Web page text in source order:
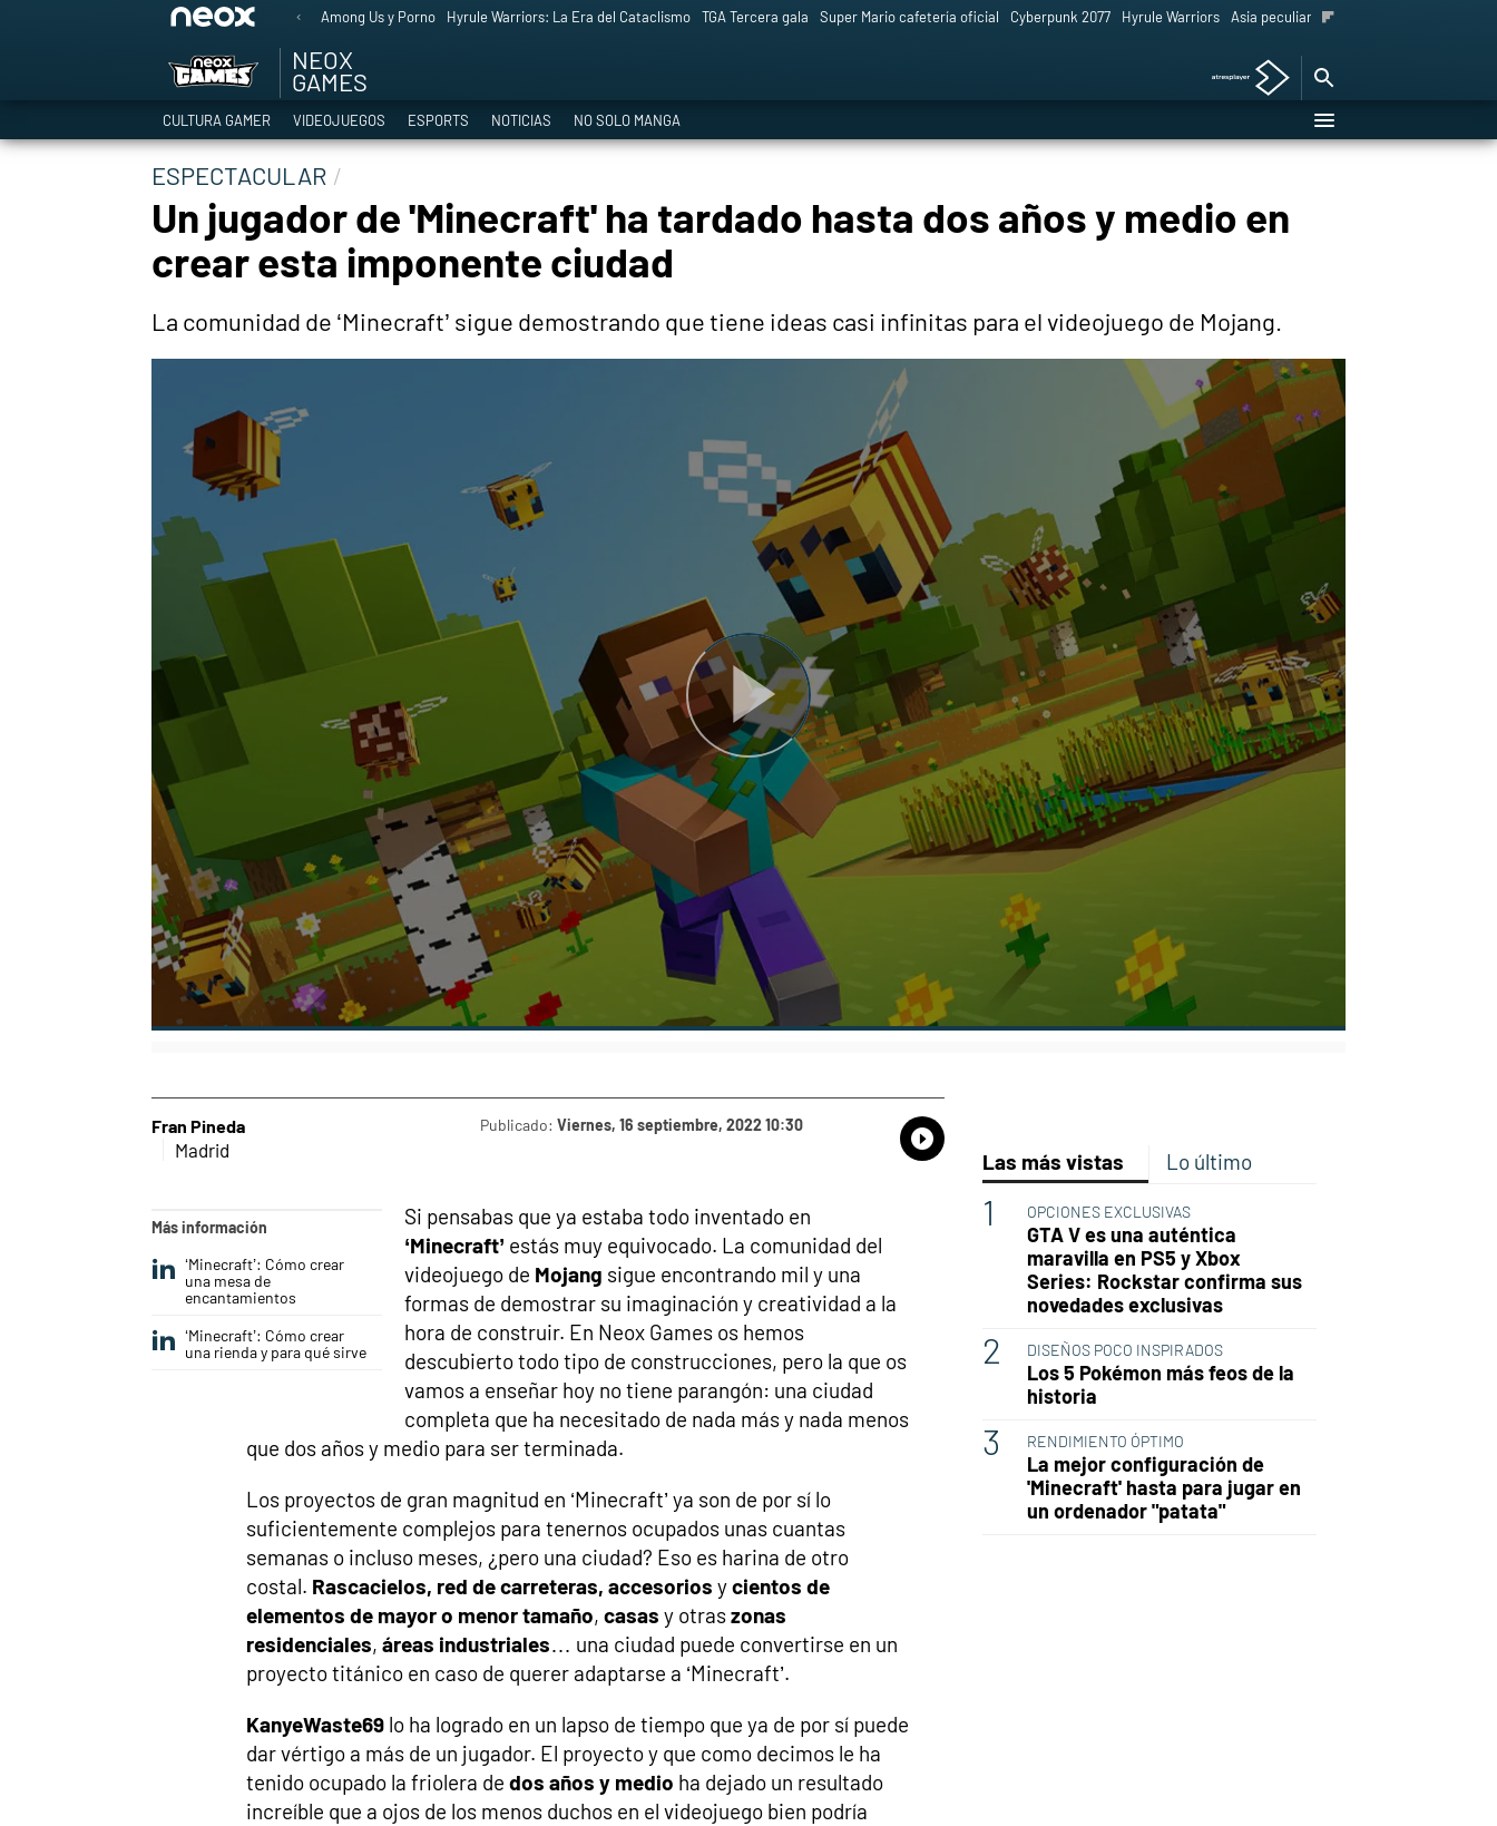
Among Us y Porno Hyrule Warriors: La Era del Cataclismo TGA Tercera gala Super Mario cafetería oficial Cyberpunk 2077 Hyrule Warriors Asia peculiar tradición
NEOX
GAMES
CULTURA GAMER VIDEOJUEGOS ESPORTS NOTICIAS NO SOLO MANGA
ESPECTACULAR
Un jugador de 'Minecraft' ha tardado hasta dos años y medio en
crear esta imponente ciudad
La comunidad de ‘Minecraft’ sigue demostrando que tiene ideas casi infinitas para el videojuego de Mojang.
Fran Pineda
Madrid
Publicado: Viernes, 16 septiembre, 2022 10:30
Whatsapp
Compartir
Más información
‘Minecraft’: Cómo crear
una mesa de
encantamientos
‘Minecraft’: Cómo crear
una rienda y para qué sirve
Si pensabas que ya estaba todo inventado en
‘Minecraft’ estás muy equivocado. La comunidad del
videojuego de Mojang sigue encontrando mil y una
formas de demostrar su imaginación y creatividad a la
hora de construir. En Neox Games os hemos
descubierto todo tipo de construcciones, pero la que os
vamos a enseñar hoy no tiene parangón: una ciudad
completa que ha necesitado de nada más y nada menos
que dos años y medio para ser terminada.
Los proyectos de gran magnitud en ‘Minecraft’ ya son de por sí lo
suficientemente complejos para tenernos ocupados unas cuantas
semanas o incluso meses, ¿pero una ciudad? Eso es harina de otro
costal. Rascacielos, red de carreteras, accesorios ycientos de
elementos de mayor o menor tamaño, casas y otraszonas
residenciales, áreas industriales… una ciudad puede convertirse en un
proyecto titánico en caso de querer adaptarse a ‘Minecraft’.
KanyeWaste69 lo ha logrado en un lapso de tiempo que ya de por sí puede
dar vértigo a más de un jugador. El proyecto y que como decimos le ha
tenido ocupado la friolera de dos años y medio ha dejado un resultado
increíble que a ojos de los menos duchos en el videojuego bien podría
Las más vistas Lo último
OPCIONES EXCLUSIVAS
GTA V es una auténtica
maravilla en PS5 y Xbox
Series: Rockstar confirma sus
novedades exclusivas
DISEÑOS POCO INSPIRADOS
Los 5 Pokémon más feos de la
historia
RENDIMIENTO ÓPTIMO
La mejor configuración de
'Minecraft' hasta para jugar en
un ordenador "patata"